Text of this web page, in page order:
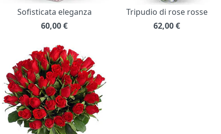
Sofisticata eleganza
60,00€
Tripudio di rose rosse
62,00€